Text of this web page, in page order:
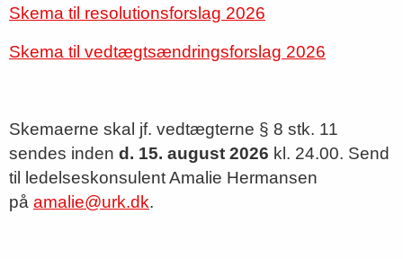
Skema til resolutionsforslag 2026
Skema til vedtægtsændringsforslag 2026
Skemaerne skal jf. vedtægterne § 8 stk. 11
sendes inden d. 15. august 2026 kl. 24.00. Send
til ledelseskonsulent Amalie Hermansen
på amalie@urk.dk.